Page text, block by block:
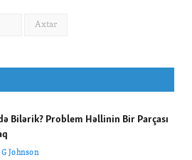
Bilərik? Problem Həllinin Bir Parçası
Johnson